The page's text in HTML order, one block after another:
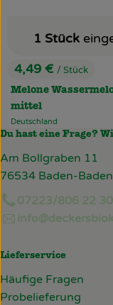
, Preis:
4,49 € / Stück
Melone
mittel
, Herkunft:
Deutschland
1 Stück
Du hast eine Frage?
Am Bollgraben 11
76534 Baden-Baden
07223/806 22 30
Lieferservice
Häufige Fragen
Probelieferung